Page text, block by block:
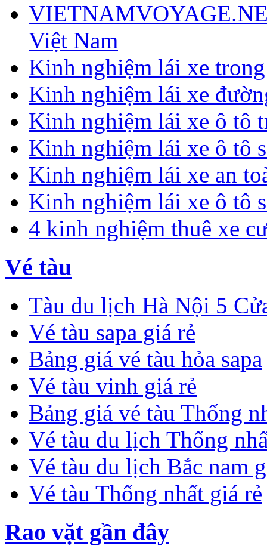
Việt Nam
Kinh nghiệm lái xe
Kinh nghiệm lái xe
Kinh nghiệm lái xe ô tô
Kinh nghiệm lái xe ô tô
Kinh nghiệm lái xe an
Kinh nghiệm lái xe ô tô
4 kinh nghiệm thuê xe
Vé tàu
Tàu du lịch Hà Nội 5
Vé tàu sapa giá rẻ
Bảng giá vé tàu hỏa sapa
Vé tàu vinh giá rẻ
Bảng giá vé tàu Thống
Vé tàu du lịch Thống
Vé tàu du lịch Bắc nam
Vé tàu Thống nhất giá rẻ
Rao vặt gần đây